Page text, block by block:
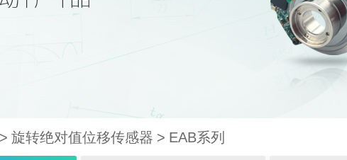
旋转绝对值位移传感器 EAB系列